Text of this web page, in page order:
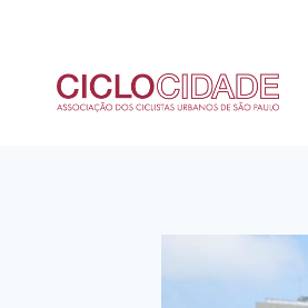
Conteúdo